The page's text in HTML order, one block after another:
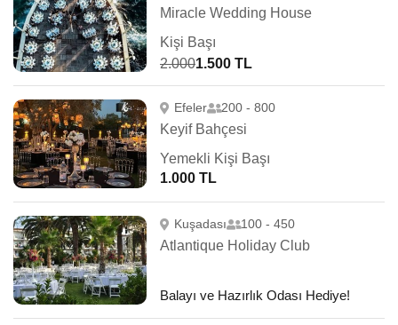
Miracle Wedding House
Kişi Başı
2.0001.500 TL
Efeler 200 - 800
Keyif Bahçesi
Yemekli Kişi Başı
1.000 TL
Kuşadası 100 - 450
Atlantique Holiday Club
Balayı ve Hazırlık Odası Hediye!